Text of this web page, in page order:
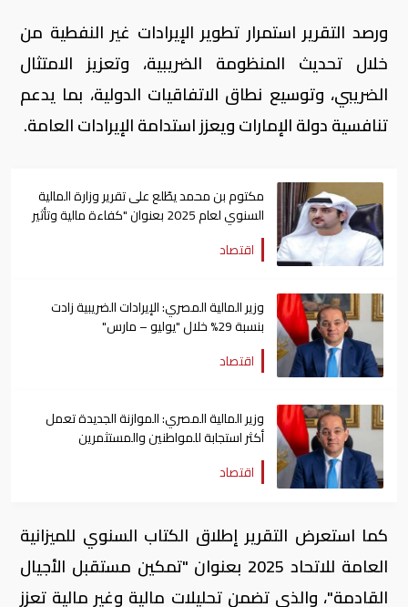
ورصد التقرير استمرار تطوير الإيرادات غير النفطية من
خلال تحديث المنظومة الضريبية، وتعزيز الامتثال
الضريبي، وتوسيع نطاق الاتفاقيات الدولية، بما يدعم
تنافسية دولة الإمارات ويعزز استدامة الإيرادات العامة.
مكتوم بن محمد يطّلع على تقرير وزارة المالية
السنوي لعام 2025 بعنوان "كفاءة مالية وتأثير
عالمي"
اقتصاد
وزير المالية المصري: الإيرادات الضريبية زادت
بنسبة 29% خلال "يوليو – مارس"
اقتصاد
وزير المالية المصري: الموازنة الجديدة تعمل
أكثر استجابة للمواطنين والمستثمرين
اقتصاد
كما استعرض التقرير إطلاق الكتاب السنوي للميزانية
العامة للاتحاد 2025 بعنوان "تمكين مستقبل الأجيال
القادمة"، والذي تضمن تحليلات مالية وغير مالية تعزز